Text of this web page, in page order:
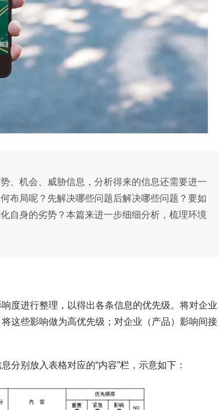
、机会、威胁信息，分析得来的信息还需要进一
布局呢？先解决哪些问题后解决哪些问题？要如
自身的劣势？本篇来进一步细细分析，梳理环境
度进行整理，以得出各条信息的优先级。将对企业
这些影响做为高优先级；对企业（产品）影响间接
分别放入表格对应的“内容”栏，示意如下：